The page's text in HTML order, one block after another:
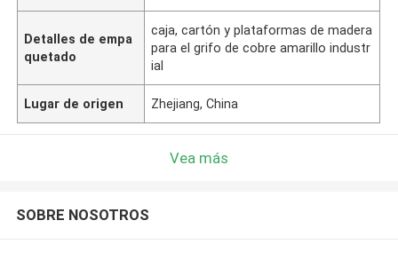
Detalles de empa
quetado
caja, cartón y plataformas de madera
para el grifo de cobre amarillo industr
ial
Lugar de origen Zhejiang, China
Vea más
SOBRE NOSOTROS